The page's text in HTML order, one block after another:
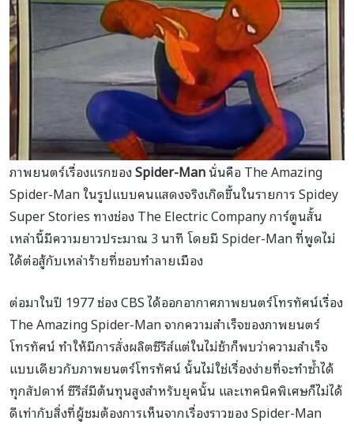
ภาพยนตร์เรื่องแรกของSpider-Manนั่นคือ The Amazing
Spider-Man ในรูปแบบคนแสดงจริงเกิดขึ้นในรายการ Spidey
Super Stories ทางช่อง The Electric Company การ์ตูนสั้น
เหล่านี้มีความยาวประมาณ 3 นาที โดยมี Spider-Man ที่พูดไม่
ได้ต่อสู้กับเหล่าร้ายที่ชอบทำลายเมือง
ต่อมาในปี 1977 ช่อง CBS ได้ออกอากาศภาพยนตร์โทรทัศน์เรื่อง
The Amazing Spider-Man จากความสำเร็จของภาพยนตร์
โทรทัศน์ ทำให้มีการสั่งผลิตซีรีส์แต่ในไม่ช้าก็พบว่าความสำเร็จ
แบบเดียวกับภาพยนตร์โทรทัศน์ นั้นไม่ใช่เรื่องง่ายที่จะทำซ้ำได้
ทุกสัปดาห์ ซีรีส์มีต้นทุนสูงสำหรับยุคนั้น และเทคนิคพิเศษก็ไม่ได้
ดีเท่ากับสิ่งที่ผู้ชมต้องการเห็นจากเรื่องราวของ Spider-Man